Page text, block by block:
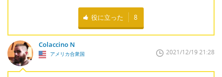
役に立った 8
Colaccino N
アメリカ合衆国 2021/12/19 21:28